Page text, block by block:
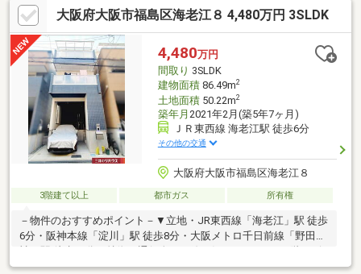
(徒歩約4分)・キリン堂 鶴見諸口店・・・540ｍ(徒歩約7分) 等
お問い合わせは、担当：山本（080-7289-1420）まで。電話が苦手
な方は、ネット予約ならワンタップで完了します♪【見学予約す
る】より、見学希望のお問い合わせをください。
大阪府大阪市福島区海老江８ 4,480万円 3SLDK
4,480万円
間取り 3SLDK
建物面積86.49m2
土地面積50.22m2
築年月 2021年2月(築5年7ヶ月)
ＪＲ東西線 海老江駅 徒歩6分
その他の交通
大阪府大阪市福島区海老江８
3階建て以上 都市ガス 所有権
－物件のおすすめポイント－▼立地・JR東西線「海老江」駅 徒歩
6分・阪神本線「淀川」駅 徒歩8分・大阪メトロ千日前線「野田阪
ング・作業効率の良いL字型の対面式キッチン・1階に納戸約4.5帖